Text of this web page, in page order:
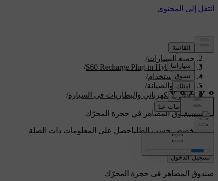
الدعم/
جميع السيارات/
S60 Recharge Plug-in Hybrid 2024
/
دليل الاستخدام/
العناية والصيانة/
النظام الكهربائي والبطاريات في السيارة/
المصاهر/
صندوق المصاهر في حجرة المحرّك
دعم مخصص حسب الطلباحصل على المعلومات ذات الصلة
بسيارتك الخاصة.
تسجيل الدخول
صندوق المصاهر في حجرة المحرّك